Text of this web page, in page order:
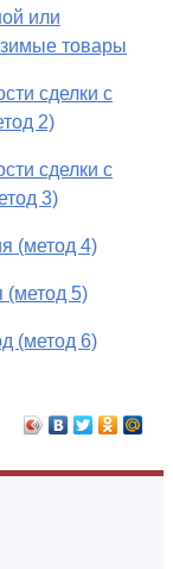
или
товары
сделки с
2)
сделки с
3)
(метод 4)
(метод 5)
(метод 6)